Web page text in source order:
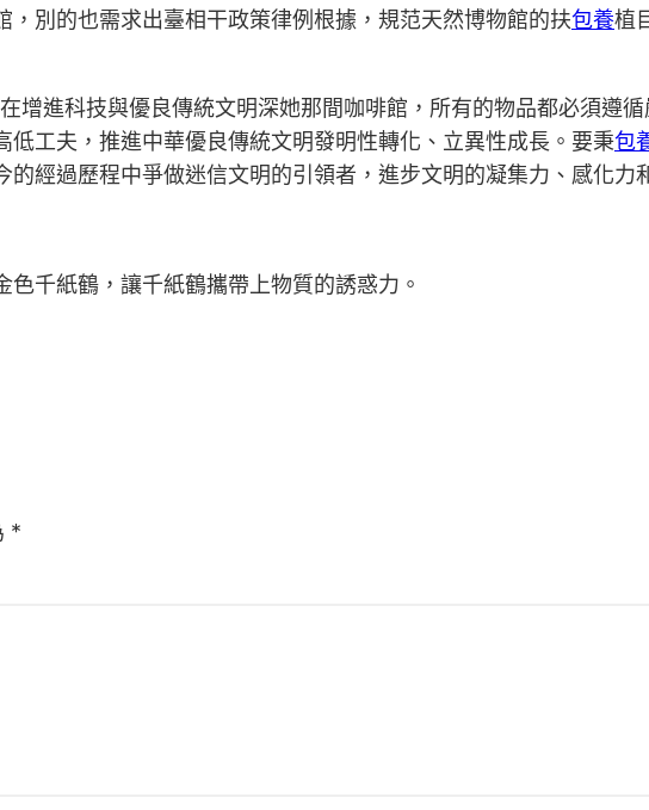
別的也需求出臺相干政策律例根據，規范天然博物館的扶包養植
增進科技與優良傳統文明深她那間咖啡館，所有的物品都必須遵
低工夫，推進中華優良傳統文明發明性轉化、立異性成長。要秉包
經過歷程中爭做迷信文明的引領者，進步文明的凝集力、感化力
色千紙鶴，讓千紙鶴攜帶上物質的誘惑力。
*